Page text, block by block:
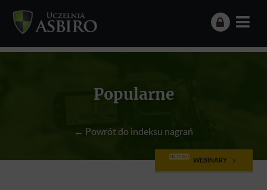
Popularne
← Powrót do indeksu nagrań
NA ŻYWO WEBINARY